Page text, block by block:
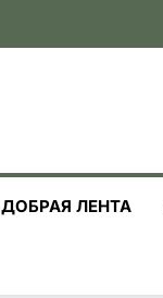
ДОБРАЯ ЛЕНТА